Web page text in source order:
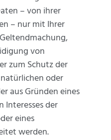
– von ihrer
– nur mit Ihrer
von
zum Schutz der
oder
aus Gründen eines
der
eines
werden.